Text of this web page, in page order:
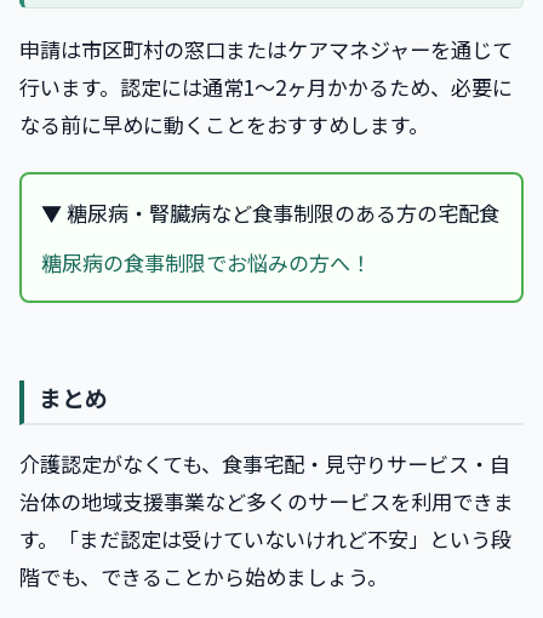
申請は市区町村の窓口またはケアマネジャーを通じて
行います。認定には通常1〜2ヶ月かかるため、必要に
なる前に早めに動くことをおすすめします。
▼ 糖尿病・腎臓病など食事制限のある方の宅配食
糖尿病の食事制限でお悩みの方へ！
まとめ
介護認定がなくても、食事宅配・見守りサービス・自
治体の地域支援事業など多くのサービスを利用できま
す。「まだ認定は受けていないけれど不安」という段
階でも、できることから始めましょう。